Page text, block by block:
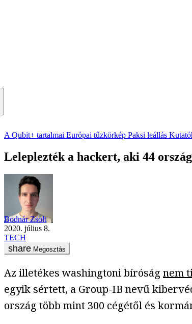
A Qubit+ tartalmai Európai tűzkörkép Paksi leállás
Leleplezték a hackert, aki 44
Bodnár Zsolt
2020. július 8.
TECH
Megosztás
Az illetékes washingtoni bíróság nem
egyik sértett, a Group-IB nevű
ország több mint 300 cégétől és